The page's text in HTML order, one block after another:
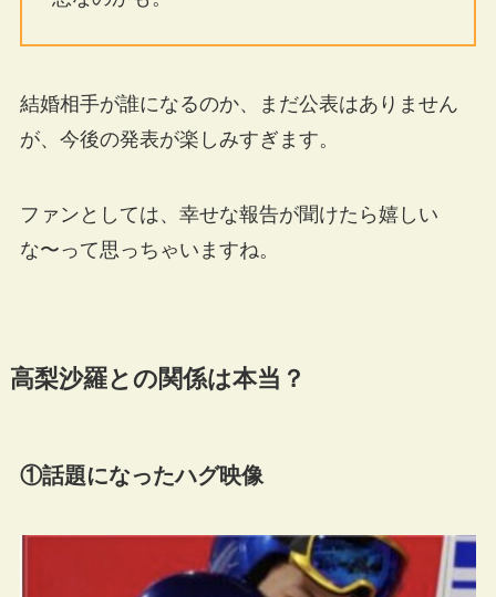
結婚相手が誰になるのか、まだ公表はありません
が、今後の発表が楽しみすぎます。
ファンとしては、幸せな報告が聞けたら嬉しい
な〜って思っちゃいますね。
高梨沙羅との関係は本当？
①話題になったハグ映像